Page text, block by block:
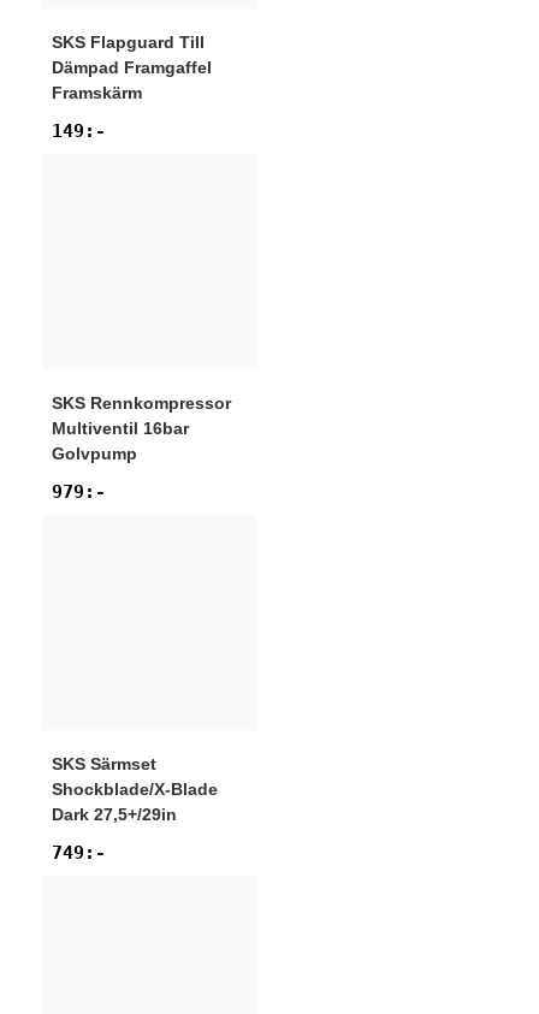
SKS Flapguard Till
Dämpad Framgaffel
Framskärm
149 :-
SKS Rennkompressor
Multiventil 16bar
Golvpump
979 :-
SKS Särmset
Shockblade/X-Blade
Dark 27,5+/29in
749 :-